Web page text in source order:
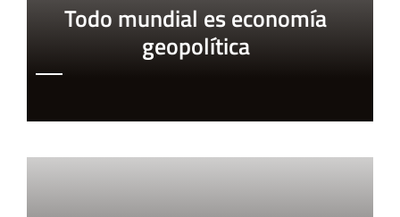
Todo mundial es economía
geopolítica